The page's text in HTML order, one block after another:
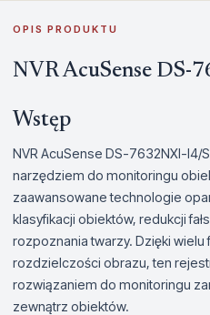
OPIS PRODUKTU
NVR AcuSense DS-
Wstęp
NVR AcuSense DS-7632NXI-I4/
narzędziem do monitoringu
zaawansowane technologie
klasyfikacji obiektów, redukcji
rozpoznania twarzy. Dzięki wielu
rozdzielczości obrazu, ten
rozwiązaniem do monitoringu
zewnątrz obiektów.